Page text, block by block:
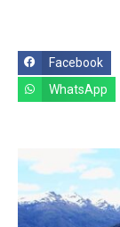
Facebook
WhatsApp